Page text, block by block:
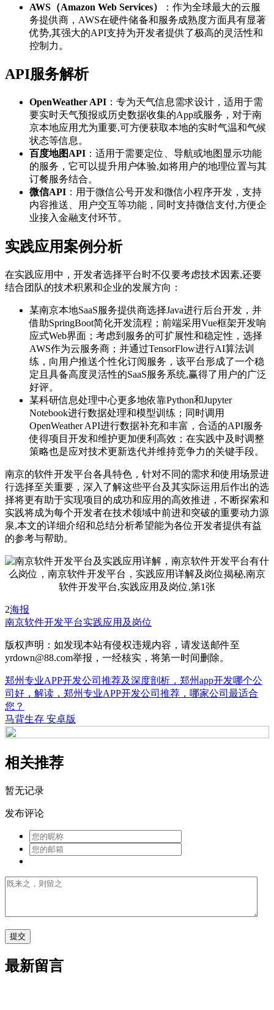
AWS（Amazon Web Services）
：作为全球最大的云服
务提供商，AWS在硬件储备和服务成熟度方面具有显著
优势,其强大的API支持为开发者提供了极高的灵活性和
控制力。
API服务解析
OpenWeather API ：专为天气信息需求设计，适用于需
要实时天气预报或历史数据收集的App或服务，对于南
京本地应用尤为重要,可方便获取本地的实时气温和气候
状态等信息。
百度地图API ：适用于需要定位、导航或地图显示功能
的服务，它可以提升用户体验,如将用户的地理位置与其
订餐服务结合。
微信API ：用于微信公号开发和微信小程序开发，支持
内容推送、用户交互等功能，同时支持微信支付,方便企
业接入金融支付环节。
实践应用案例分析
在实践应用中，开发者选择平台时不仅要考虑技术因素,还要
结合团队的技术积累和企业的发展方向：
某南京本地SaaS服务提供商选择Java进行后台开发，并
借助SpringBoot简化开发流程；前端采用Vue框架开发响
应式Web界面；考虑到服务的可扩展性和稳定性，选择
AWS作为云服务商；并通过TensorFlow进行AI算法训
练，向用户推送个性化订阅服务，该平台形成了一个稳
定且具备高度灵活性的SaaS服务系统,赢得了用户的广泛
好评。
某科研信息处理中心更多地依靠Python和Jupyter
Notebook进行数据处理和模型训练；同时调用
OpenWeather API进行数据补充和丰富，合适的API服务
使得项目开发和维护更加便利高效；在实践中及时调整
策略也是应对技术更新迭代并维持竞争力的关键手段。
南京的软件开发平台各具特色，针对不同的需求和使用场景进
行选择至关重要，深入了解这些平台及其实际运用后作出的选
择将更有助于实现项目的成功和应用的高效推进，不断探索和
实践将成为每个开发者在技术领域中前进和突破的重要动力源
泉,本文的详细介绍和总结分析希望能为各位开发者提供有益
的参考与帮助。
2海报
南京软件开发平台实践应用及岗位
版权声明：如发现本站有侵权违规内容，请发送邮件至
yrdown@88.com举报，一经核实，将第一时间删除。
郑州专业APP开发公司推荐及深度剖析，郑州app开发哪个公
司好，解读，郑州专业APP开发公司推荐，哪家公司最适合
您？
马背生存 安卓版
相关推荐
暂无记录
发布评论
最新留言